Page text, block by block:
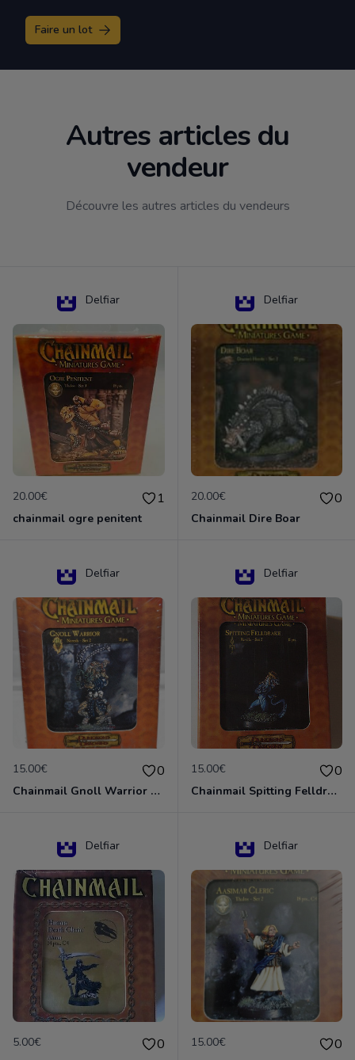
Faire un lot
Autres articles du
vendeur
Découvre les autres articles du vendeurs
Delfiar
20.00€ 1
chainmail ogre penitent
Delfiar
20.00€ 0
Chainmail Dire Boar
Delfiar
15.00€ 0
Chainmail Gnoll Warrior Dungeons & Dragons
Delfiar
15.00€ 0
Chainmail Spitting Felldrake
Delfiar
5.00€ 0
Delfiar
15.00€ 0